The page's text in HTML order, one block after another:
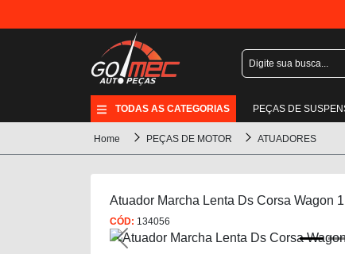
TODAS AS CATEGORIAS PEÇAS DE
Home PEÇAS DE MOTOR ATUADORES
Atuador Marcha Lenta Ds Corsa Wagon
CÓD: 134056
Previous